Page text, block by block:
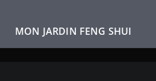
MON JARDIN FENG SHUI